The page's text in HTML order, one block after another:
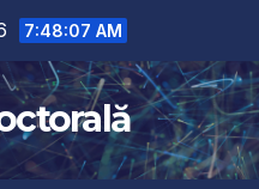
7:48:08 AM